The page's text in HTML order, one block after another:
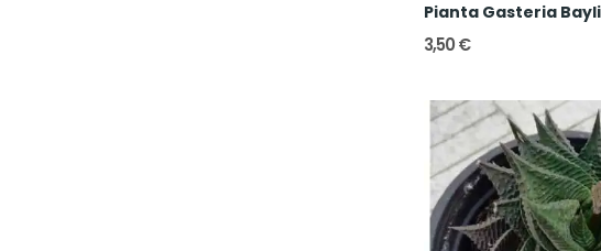
Pianta Gasteria
3,50 €